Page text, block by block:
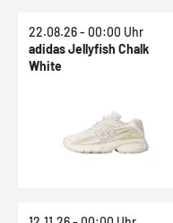
22.08.26 - 00:00 Uhr
adidas Jellyfish Chalk
White